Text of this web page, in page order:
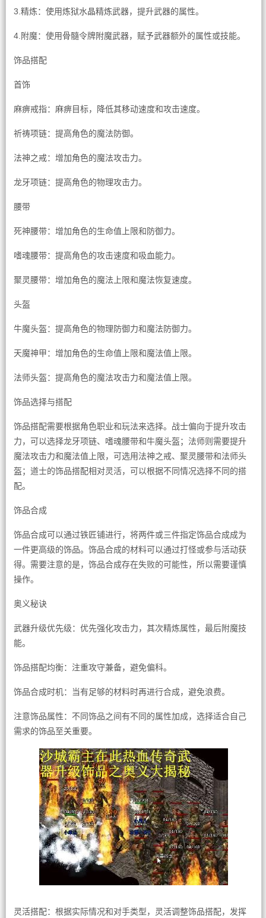
3.精炼：使用炼狱水晶精炼武器，提升武器的属性。
4.附魔：使用骨髓令牌附魔武器，赋予武器额外的属性或技能。
饰品搭配
首饰
麻痹戒指：麻痹目标，降低其移动速度和攻击速度。
祈祷项链：提高角色的魔法防御。
法神之戒：增加角色的魔法攻击力。
龙牙项链：提高角色的物理攻击力。
腰带
死神腰带：增加角色的生命值上限和防御力。
嗜魂腰带：提高角色的攻击速度和吸血能力。
聚灵腰带：增加角色的魔法上限和魔法恢复速度。
头盔
牛魔头盔：提高角色的物理防御力和魔法防御力。
天魔神甲：增加角色的生命值上限和魔法值上限。
法师头盔：提高角色的魔法攻击力和魔法值上限。
饰品选择与搭配
饰品搭配需要根据角色职业和玩法来选择。战士偏向于提升攻击
力，可以选择龙牙项链、嗜魂腰带和牛魔头盔；法师则需要提升
魔法攻击力和魔法值上限，可选用法神之戒、聚灵腰带和法师头
盔；道士的饰品搭配相对灵活，可以根据不同情况选择不同的搭
配。
饰品合成
饰品合成可以通过铁匠铺进行，将两件或三件指定饰品合成成为
一件更高级的饰品。饰品合成的材料可以通过打怪或参与活动获
得。需要注意的是，饰品合成存在失败的可能性，所以需要谨慎
操作。
奥义秘诀
武器升级优先级：优先强化攻击力，其次精炼属性，最后附魔技
能。
饰品搭配均衡：注重攻守兼备，避免偏科。
饰品合成时机：当有足够的材料时再进行合成，避免浪费。
注意饰品属性：不同饰品之间有不同的属性加成，选择适合自己
需求的饰品至关重要。
灵活搭配：根据实际情况和对手类型，灵活调整饰品搭配，发挥